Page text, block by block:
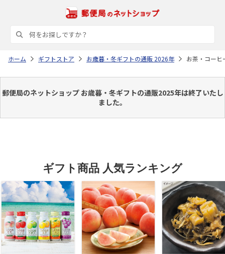
ホーム ギフトストア お歳暮・冬ギフトの通販 2026年 お茶・コーヒ
郵便局のネットショップ お歳暮・冬ギフトの通販2025年は終了いたし
ました。
ギフト商品 人気ランキング